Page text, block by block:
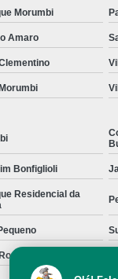
Morumbi
Amaro
Bonfiglioli
Residencial da